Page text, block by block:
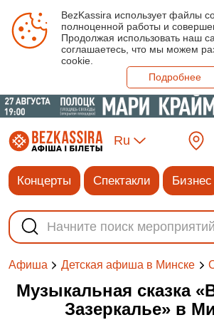
BezKassira использует файлы
полноценной работы и
Продолжая использовать наш
соглашаетесь, что мы можем
cookie.
Подробнее
Ru
Концерты Спектакли Бизнес
Афиша Детская афиша в Минске
Музыкальная сказка
Зазеркалье» в